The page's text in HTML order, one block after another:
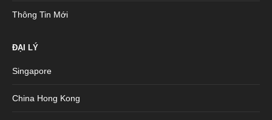
Thông Tin Mới
ĐẠI LÝ
Singapore
China Hong Kong